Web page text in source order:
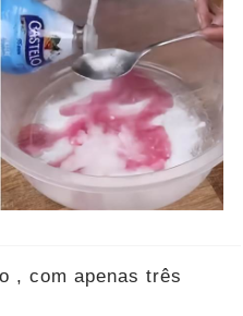
, com apenas três